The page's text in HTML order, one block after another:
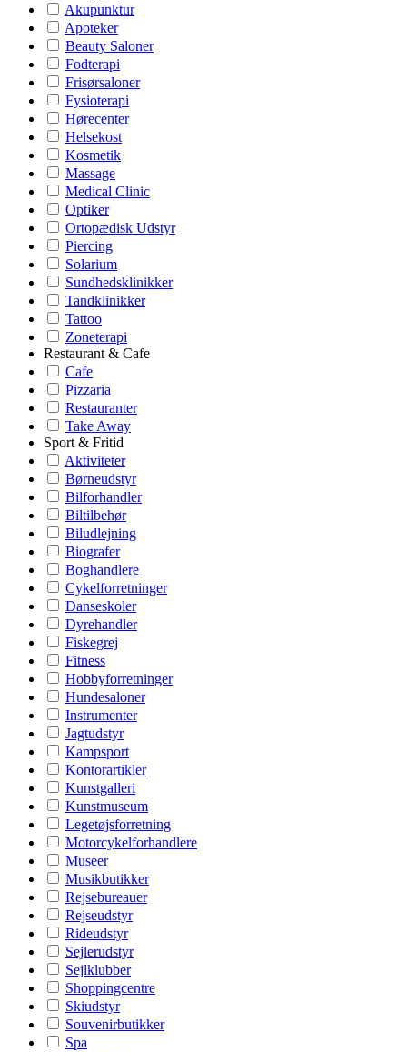
Akupunktur
Apoteker
Beauty Saloner
Fodterapi
Frisørsaloner
Fysioterapi
Hørecenter
Helsekost
Kosmetik
Massage
Medical Clinic
Optiker
Ortopædisk Udstyr
Piercing
Solarium
Sundhedsklinikker
Tandklinikker
Tattoo
Zoneterapi
Restaurant & Cafe
Cafe
Pizzaria
Restauranter
Take Away
Sport & Fritid
Aktiviteter
Børneudstyr
Bilforhandler
Biltilbehør
Biludlejning
Biografer
Boghandlere
Cykelforretninger
Danseskoler
Dyrehandler
Fiskegrej
Fitness
Hobbyforretninger
Hundesaloner
Instrumenter
Jagtudstyr
Kampsport
Kontorartikler
Kunstgalleri
Kunstmuseum
Legetøjsforretning
Motorcykelforhandlere
Museer
Musikbutikker
Rejsebureauer
Rejseudstyr
Rideudstyr
Sejlerudstyr
Sejlklubber
Shoppingcentre
Skiudstyr
Souvenirbutikker
Spa